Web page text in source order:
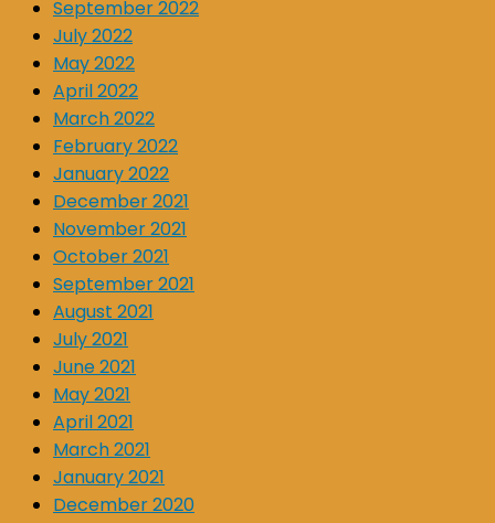
September 2022
July 2022
May 2022
April 2022
March 2022
February 2022
January 2022
December 2021
November 2021
October 2021
September 2021
August 2021
July 2021
June 2021
May 2021
April 2021
March 2021
January 2021
December 2020